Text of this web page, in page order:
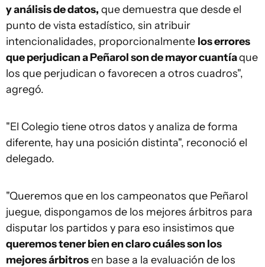
y análisis de datos, que demuestra que desde el
punto de vista estadístico, sin atribuir
intencionalidades, proporcionalmente los errores
que perjudican a Peñarol son de mayor cuantíaque
los que perjudican o favorecen a otros cuadros",
agregó.
"El Colegio tiene otros datos y analiza de forma
diferente, hay una posición distinta", reconoció el
delegado.
"Queremos que en los campeonatos que Peñarol
juegue, dispongamos de los mejores árbitros para
disputar los partidos y para eso insistimos que
queremos tener bien en claro cuáles son los
mejores árbitrosen base a la evaluación de los